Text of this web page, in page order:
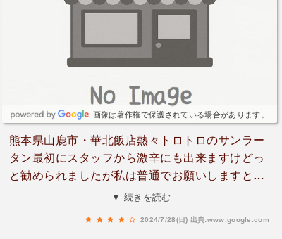
画像は著作権で保護されている場合があります。
熊本県山鹿市・華北飯店熱々トロトロのサンラー
タン最初にスタッフから激辛にも出来ますけどっ
と勧められましたが私は普通でお願いしますと伝
えました赤みががったサンラータン酸味のパンチ
▼ 続きを読む
2024/7/28(日) 出典:www.google.com